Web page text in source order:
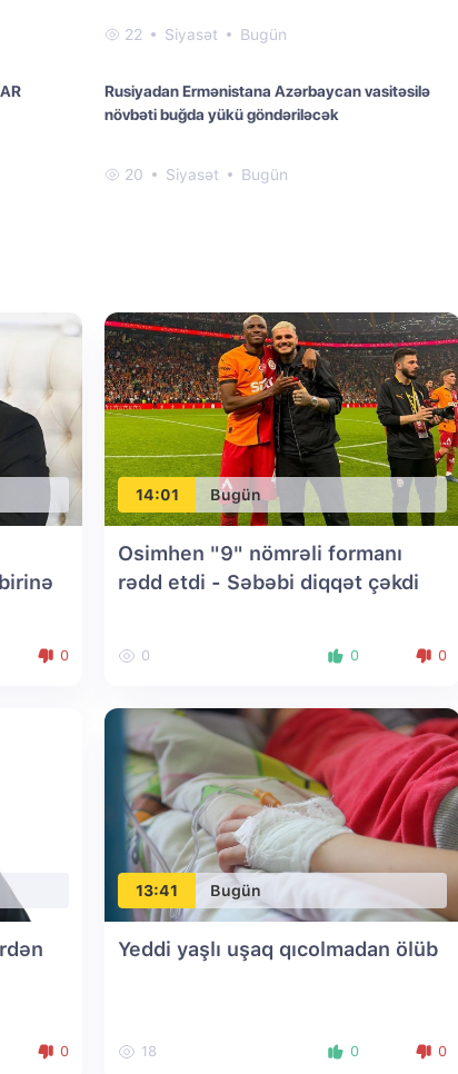
22 Siyasət Bugün
Rusiyadan Ermənistana Azərbaycan vasitəsilə
növbəti buğda yükü göndəriləcək
20 Siyasət Bugün
0
14:01 Bugün
Osimhen "9" nömrəli formanı
rədd etdi - Səbəbi diqqət çəkdi
0 0 0
0
13:41 Bugün
Yeddi yaşlı uşaq qıcolmadan ölüb
18 0 0